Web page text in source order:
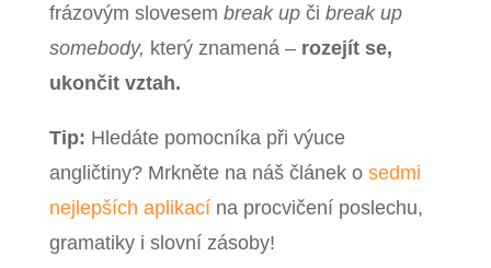
frázovým slovesem break upči break up
somebody, který znamená – rozejít se,
ukončit vztah.
Tip: Hledáte pomocníka při výuce
angličtiny? Mrkněte na náš článek o sedmi
nejlepších aplikacína procvičení poslechu,
gramatiky i slovní zásoby!